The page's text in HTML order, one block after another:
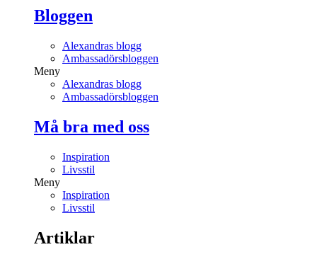
Bloggen
Alexandras blogg
Ambassadörsbloggen
Meny
Alexandras blogg
Ambassadörsbloggen
Må bra med oss
Inspiration
Livsstil
Meny
Inspiration
Livsstil
Artiklar